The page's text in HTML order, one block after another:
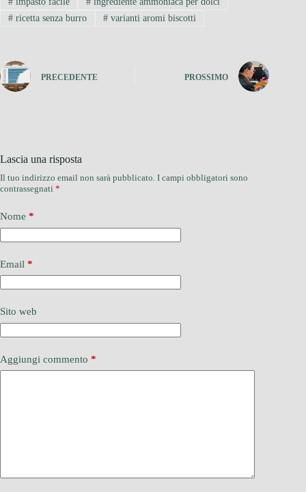
#ricetta senza burro #varianti aromi biscotti
PRECEDENTE PROSSIMO
Lascia una risposta
Il tuo indirizzo email non sarà pubblicato. I campi obbligatori sono
contrassegnati *
Nome *
Email *
Sito web
Aggiungi commento *